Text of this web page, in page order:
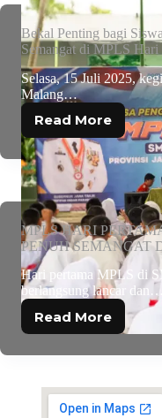
Bekal Penting bagi
Semangat di MPLS Hari
Selasa, 15 Juli 2025,
Malang…
Read More
MPLS HARI
PENUH SEMANGAT
Hari pertama MPLS di
berlangsung lancar dan…
Read More